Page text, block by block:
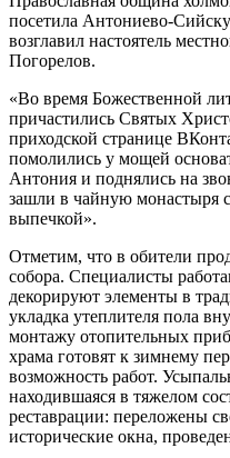
посетила Антониево-
возглавил настоятель
Погорелов.
«Во время Божественной
причастились Святых
приходской странице
помолились у мощей
Антония и поднялись на
зашли в чайную монастыря
выпечкой».
Отметим, что в обители
собора. Специалисты
декорируют элементы в
укладка утеплителя пола
монтажу отопительных
храма готовят к зимнему
возможность работ.
находившаяся в тяжелом
реставрации: переложены
исторические окна,